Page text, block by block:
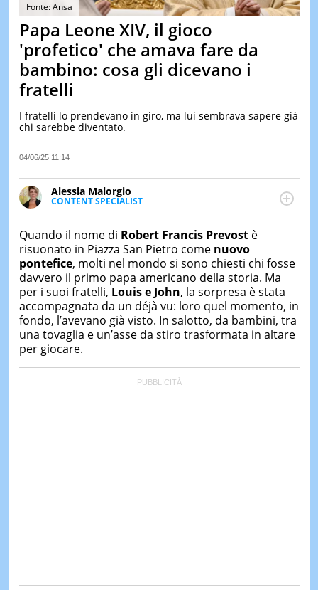
&
TEST
DI
OGGI
DI
Fonte: Ansa
Papa Leone XIV, il gioco
'profetico' che amava fare da
bambino: cosa gli dicevano i
fratelli
I fratelli lo prendevano in giro, ma lui sembrava sapere già
chi sarebbe diventato.
04/06/25 11:14
Alessia Malorgio
CONTENT SPECIALIST
Ha conseguito un Master in Marketing Management
occupa della creazione di contenuti in ottica SEO e
dello sviluppo di strategie marketing attraverso
canali digitali.
Quando il nome di Robert Francis Prevostè
risuonato in Piazza San Pietro come nuovo
pontefice, molti nel mondo si sono chiesti chi fosse
davvero il primo papa americano della storia. Ma
per i suoi fratelli, Louis e John, la sorpresa è stata
accompagnata da un déjà vu: loro quel momento, in
fondo, l’avevano già visto. In salotto, da bambini, tra
una tovaglia e un’asse da stiro trasformata in altare
per giocare.